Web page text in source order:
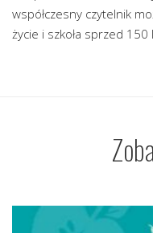
współczesny czytelnik
życie i szkoła sprzed 150